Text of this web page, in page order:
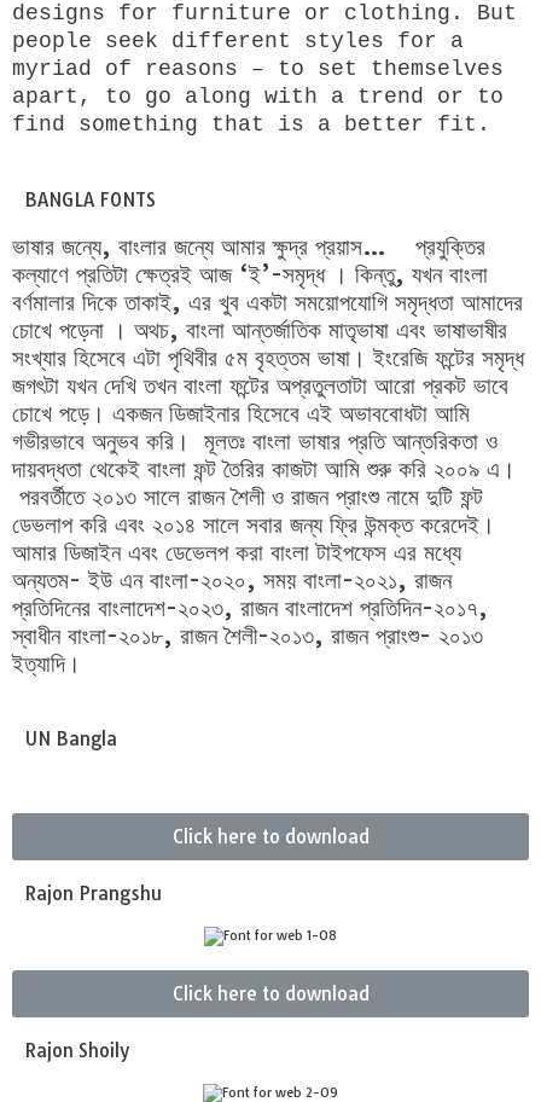
designs for furniture or clothing. But
people seek different styles for a
myriad of reasons – to set themselves
apart, to go along with a trend or to
find something that is a better fit.
BANGLA FONTS
ভাষার জন্যে, বাংলার জন্যে আমার ক্ষুদ্র প্রয়াস… প্রযুক্তির
কল্যাণে প্রতিটা ক্ষেত্রই আজ ‘ই’-সমৃদ্ধ । কিন্তু, যখন বাংলা
বর্ণমালার দিকে তাকাই, এর খুব একটা সময়োপযোগি সমৃদ্ধতা আমাদের
চোখে পড়েনা । অথচ, বাংলা আন্তর্জাতিক মাতৃভাষা এবং ভাষাভাষীর
সংখ্যার হিসেবে এটা পৃথিবীর ৫ম বৃহ‌ত্তম ভাষা। ইংরেজি ফন্টের সমৃদ্ধ
জগৎটা যখন দেখি তখন বাংলা ফন্টের অপ্রতুলতাটা আরো প্রকট ভাবে
চোখে পড়ে। একজন ডিজাইনার হিসেবে এই অভাববোধটা আমি
গভীরভাবে অনুভব করি। মূলতঃ বাংলা ভাষার প্রতি আন্তরিকতা ও
দায়বদ্ধতা থেকেই বাংলা ফন্ট তৈরির কাজটা আমি শুরু করি ২০০৯ এ।
পরবর্তীতে ২০১৩ সালে রাজন শৈলী ও রাজন প্রাংশু নামে দুটি ফন্ট
ডেভলাপ করি এবং ২০১৪ সালে সবার জন্য ফ্রি উন্মক্ত করেদেই।
আমার ডিজাইন এবং ডেভেলপ করা বাংলা টাইপফেস এর মধ্যে
অন্যতম- ইউ এন বাংলা-২০২০, সময় বাংলা-২০২১, রাজন
প্রতিদিনের বাংলাদেশ-২০২৩, রাজন বাংলাদেশ প্রতিদিন-২০১৭,
স্বাধীন বাংলা-২০১৮, রাজন শৈলী-২০১৩, রাজন প্রাংশু- ২০১৩
ইত্যাদি।
UN Bangla
Click here to download
Rajon Prangshu
Click here to download
Rajon Shoily